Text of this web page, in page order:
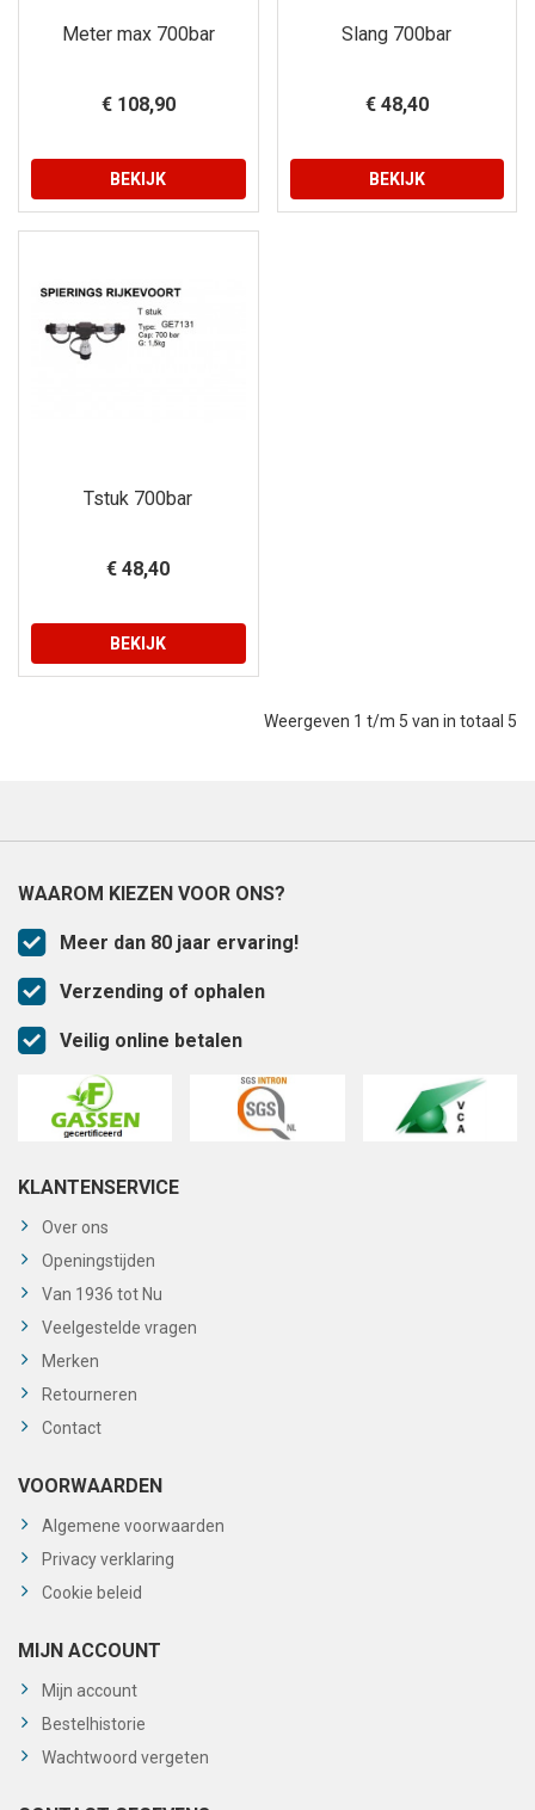
Meter max 700bar
€ 108,90
BEKIJK
Slang 700bar
€ 48,40
BEKIJK
Tstuk 700bar
€ 48,40
BEKIJK
Weergeven 1 t/m 5 van in totaal 5
WAAROM KIEZEN VOOR ONS?
Meer dan 80 jaar ervaring!
Verzending of ophalen
Veilig online betalen
KLANTENSERVICE
Over ons
Openingstijden
Van 1936 tot Nu
Veelgestelde vragen
Merken
Retourneren
Contact
VOORWAARDEN
Algemene voorwaarden
Privacy verklaring
Cookie beleid
MIJN ACCOUNT
Mijn account
Bestelhistorie
Wachtwoord vergeten